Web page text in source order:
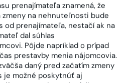
prenajímateľa znamená, že
na nehnuteľnosti bude
od prenajímateľa, nestačí ak na
dal súhlas
Pôjde napríklad o prípad
prestavby menia nájomcovia.
daný pred začatím zmeny
je možné poskytnúť aj